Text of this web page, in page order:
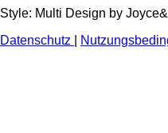
Style: Multi Design by
Datenschutz